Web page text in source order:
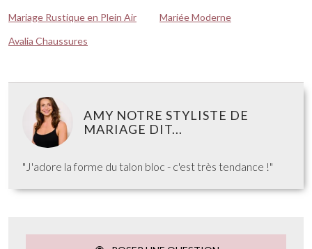
Mariage Rustique en Plein Air
Mariée Moderne
Avalia Chaussures
AMY NOTRE STYLISTE DE
MARIAGE DIT...
"J'adore la forme du talon bloc - c'est très tendance !"